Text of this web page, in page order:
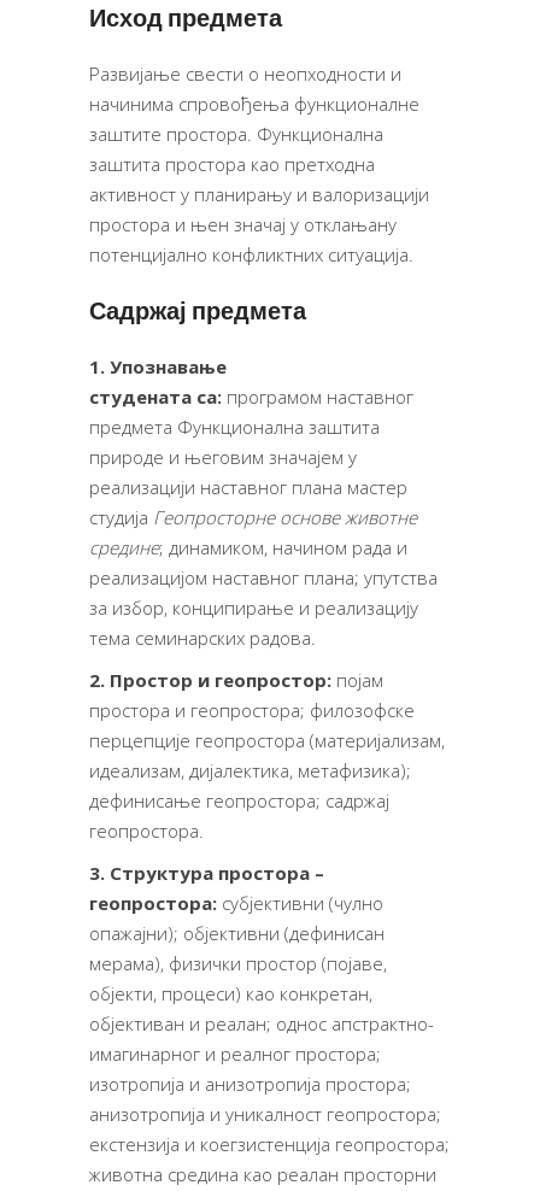
Исход предмета
Развијање свести о неопходности и
начинима спровођења функционалне
заштите простора. Функционална
заштита простора као претходна
активност у планирању и валоризацији
простора и њен значај у отклањану
потенцијално конфликтних ситуација.
Садржај предмета
1. Упознавање
студената са: програмом наставног
предмета Функционална заштита
природе и његовим значајем у
реализацији наставног плана мастер
студија Геопросторне основе животне
средине; динамикoм, начином рада и
реализацијом наставног плана; упутства
за избор, конципирање и реализацију
тема семинарских радова.
2. Простор и геопростор: појам
простора и геопростора; филозофске
перцепције геопростора (материјализам,
идеализам, дијалектика, метафизика);
дефинисање геопростора; садржај
геопростора.
3. Структура простора –
геопростора: субјективни (чулно
опажајни); објективни (дефинисан
мерама), физички простор (појаве,
објекти, процеси) као конкретан,
објективан и реалан; однос апстрактно-
имагинарног и реалног простора;
изотропија и анизотропија простора;
анизотропија и уникалност геопростора;
екстензија и коегзистенција геопростора;
животна средина као реалан просторни